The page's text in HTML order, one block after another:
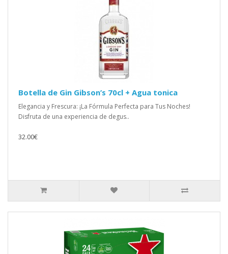
Botella de Gin Gibson’s 70cl + Agua tonica
Elegancia y Frescura: ¡La Fórmula Perfecta para Tus Noches!
Disfruta de una experiencia de degus..
32.00€